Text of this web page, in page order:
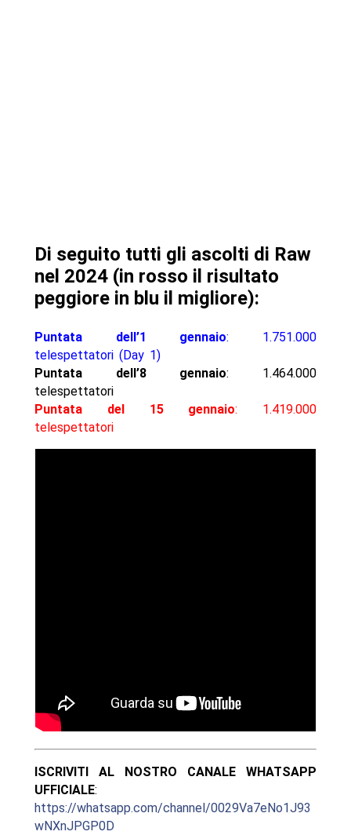
Di seguito tutti gli ascolti di Raw
nel 2024 (in rosso il risultato
peggiore in blu il migliore):
Puntata dell’1 gennaio: 1.751.000
telespettatori (Day 1)
Puntata dell’8 gennaio: 1.464.000
telespettatori
Puntata del 15 gennaio: 1.419.000
telespettatori
ISCRIVITI AL NOSTRO CANALE WHATSAPP
UFFICIALE:
https://whatsapp.com/channel/0029Va7eNo1J93
wNXnJPGP0D